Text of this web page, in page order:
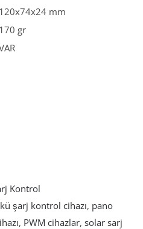
120x74x24 mm
170 gr
Kontrol
şarj kontrol cihazı, pano
, PWM cihazlar, solar sarj